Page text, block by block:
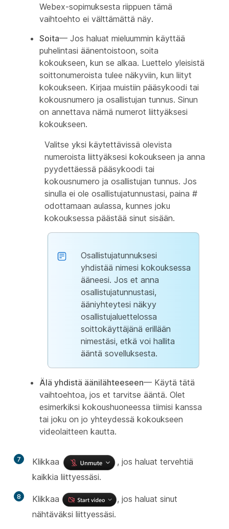
Webex-sopimuksesta riippuen tämä
vaihtoehto ei välttämättä näy.
Soita— Jos haluat mieluummin käyttää
puhelintasi äänentoistoon, soita
kokoukseen, kun se alkaa. Luettelo yleisistä
soittonumeroista tulee näkyviin, kun liityt
kokoukseen. Kirjaa muistiin pääsykoodi tai
kokousnumero ja osallistujan tunnus. Sinun
on annettava nämä numerot liittyäksesi
kokoukseen.
Valitse yksi käytettävissä olevista
numeroista liittyäksesi kokoukseen ja anna
pyydettäessä pääsykoodi tai
kokousnumero ja osallistujan tunnus. Jos
sinulla ei ole osallistujatunnustasi, paina #
odottamaan aulassa, kunnes joku
kokouksessa päästää sinut sisään.
Osallistujatunnuksesi
yhdistää nimesi kokouksessa
ääneesi. Jos et anna
osallistujatunnustasi,
ääniyhteytesi näkyy
osallistujaluettelossa
soittokäyttäjänä erillään
nimestäsi, etkä voi hallita
ääntä sovelluksesta.
Älä yhdistä äänilähteeseen— Käytä tätä
vaihtoehtoa, jos et tarvitse ääntä. Olet
esimerkiksi kokoushuoneessa tiimisi kanssa
tai joku on jo yhteydessä kokoukseen
videolaitteen kautta.
7 Klikkaa
, jos haluat tervehtiä
kaikkia liittyessäsi.
8 Klikkaa
, jos haluat sinut
nähtäväksi liittyessäsi.